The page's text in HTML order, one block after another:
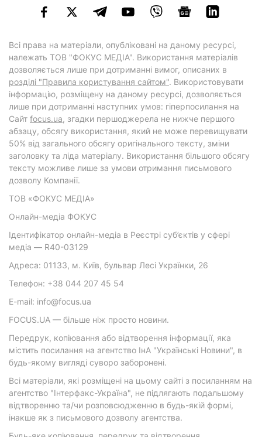
Всі права на матеріали, опубліковані на даному ресурсі,
належать ТОВ "ФОКУС МЕДІА". Використання матеріалів
дозволяється лише при дотриманні вимог, описаних в
розділі "Правила користування сайтом". Використовувати
інформацію, розміщену на даному ресурсі, дозволяється
лише при дотриманні наступних умов: гіперпосилання на
Cайт focus.ua, згадки першоджерела не нижче першого
абзацу, обсягу використання, який не може перевищувати
50% від загального обсягу оригінального тексту, зміни
заголовку та ліда матеріалу. Використання більшого обсягу
тексту можливе лише за умови отримання письмового
дозволу Компанії.
ТОВ «ФОКУС МЕДІА»
Онлайн-медіа ФОКУС
Ідентифікатор онлайн-медіа в Реєстрі суб’єктів у сфері
медіа — R40-03129
Адреса: 01133, м. Київ, бульвар Лесі Українки, 26
Телефон: +38 044 207 45 54
E-mail: info@focus.ua
FOCUS.UA — більше ніж просто новини.
Передрук, копіювання або відтворення інформації, яка
містить посилання на агентство ІнА "Українські Новини", в
будь-якому вигляді суворо заборонені.
Всі матеріали, які розміщені на цьому сайті з посиланням на
агентство "Інтерфакс-Україна", не підлягають подальшому
відтворенню та/чи розповсюдженню в будь-якій формі,
інакше як з письмового дозволу агентства.